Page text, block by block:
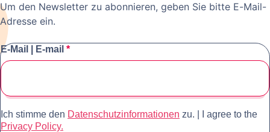
Um den Newsletter zu abonnieren, geben Sie bitte E-Mail-
Adresse ein.
E-Mail | E-mail *
Ich stimme den Datenschutzinformationen zu. | I agree to the
Privacy Policy.